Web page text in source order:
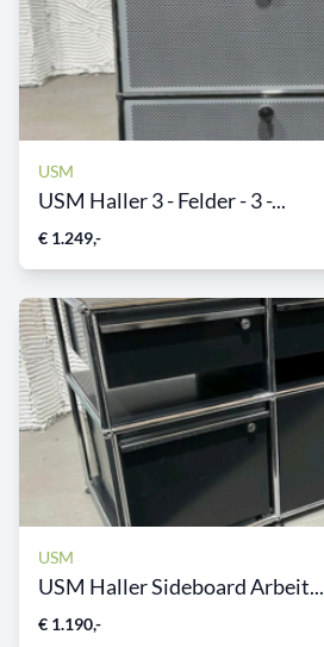
USM
USM Haller 3 - Felder - 3 -...
€ 1.249,-
USM
USM Haller Sideboard Arbeit...
€ 1.190,-